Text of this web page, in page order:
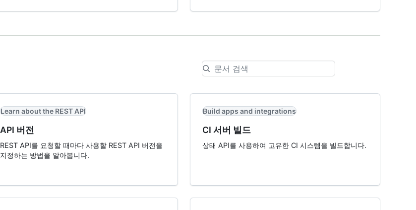
Learn about the REST API
API 버전
REST API를 요청할 때마다 사용할 REST API 버전을
지정하는 방법을 알아봅니다.
Build apps and integrations
CI 서버 빌드
상태 API를 사용하여 고유한 CI 시스템을 빌드합니다.